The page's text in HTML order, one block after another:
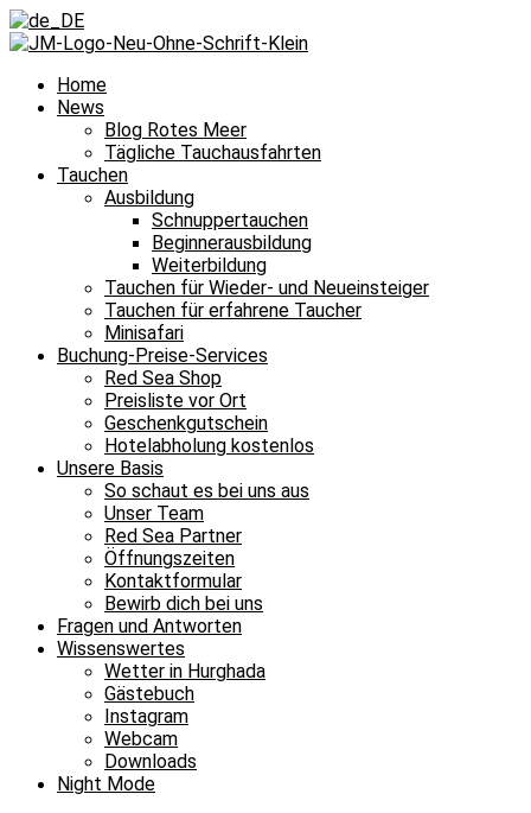
Home
News
Blog Rotes Meer
Tägliche Tauchausfahrten
Tauchen
Ausbildung
Schnuppertauchen
Beginnerausbildung
Weiterbildung
Tauchen für Wieder- und Neueinsteiger
Tauchen für erfahrene Taucher
Minisafari
Buchung-Preise-Services
Red Sea Shop
Preisliste vor Ort
Geschenkgutschein
Hotelabholung kostenlos
Unsere Basis
So schaut es bei uns aus
Unser Team
Red Sea Partner
Öffnungszeiten
Kontaktformular
Bewirb dich bei uns
Fragen und Antworten
Wissenswertes
Wetter in Hurghada
Gästebuch
Instagram
Webcam
Downloads
Night Mode